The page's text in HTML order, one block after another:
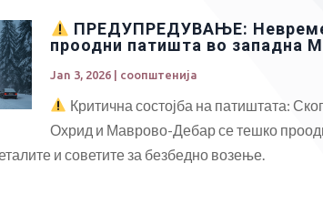
ПРЕДУПРЕДУВАЊЕ:
проодни патишта во западна
Jan 3, 2026 | соопштенија
Критична состојба на патиштата:
Охрид и Маврово-Дебар се тешко
и советите за безбедно возење.